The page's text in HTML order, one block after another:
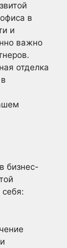
в
и
важно
отделка
бизнес-